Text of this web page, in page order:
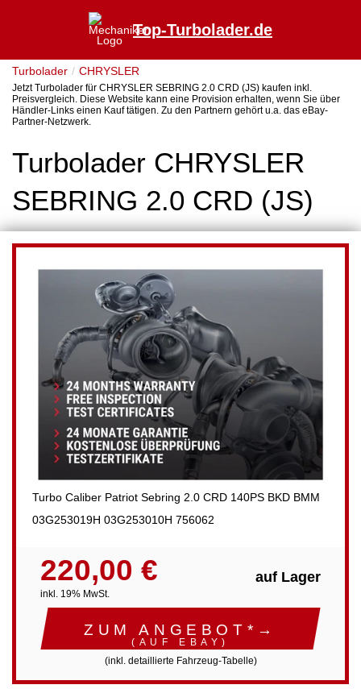
Top-Turbolader.de
Turbolader CHRYSLER
Jetzt Turbolader für CHRYSLER SEBRING 2.0 CRD (JS) kaufen inkl.
Preisvergleich. Diese Website kann eine Provision erhalten, wenn Sie über
Händler-Links einen Kauf tätigen. Zu den Partnern gehört u.a. das eBay-
Partner-Netzwerk.
Turbolader CHRYSLER
SEBRING 2.0 CRD (JS)
Turbo Caliber Patriot Sebring 2.0 CRD 140PS BKD BMM
03G253019H 03G253010H 756062
220,00 €
inkl. 19% MwSt.
auf Lager
ZUM ANGEBOT*→
(AUF EBAY)
(inkl. detaillierte Fahrzeug-Tabelle)